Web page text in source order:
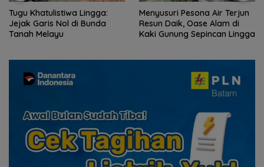
Tugu Khatulistiwa Lingga:
Jejak Garis Nol di Bunda
Tanah Melayu
Menyusuri Pesona Air Terjun
Resun Daik, Oase Alam di
Kaki Gunung Sepincan Lingga